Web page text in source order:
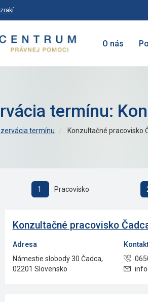
O nás
termínu:
termínu Konzultačné pracovisko
1 Pracovisko
Konzultačné pracovisko
Adresa
Námestie slobody 30 Čadca,
02201 Slovensko